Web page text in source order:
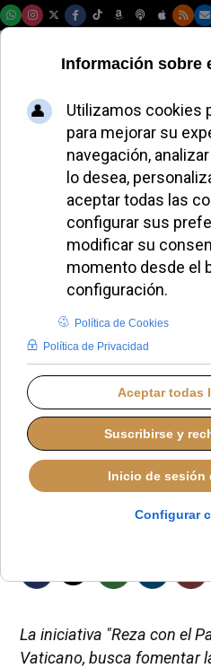
León XIV
una red
oración
JUANA MORALES PAPA LEÓN XIV
La iniciativa "Reza con el
Vaticano, busca fomentar